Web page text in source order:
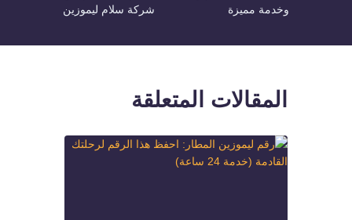
وخدمة مميزة
شركة سلام ليموزين
المقالات المتعلقة